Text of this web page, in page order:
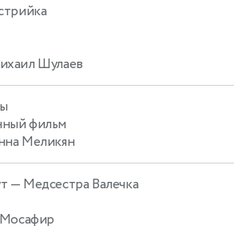
Шулаев
фильм
Меликян
— Медсестра Валечка